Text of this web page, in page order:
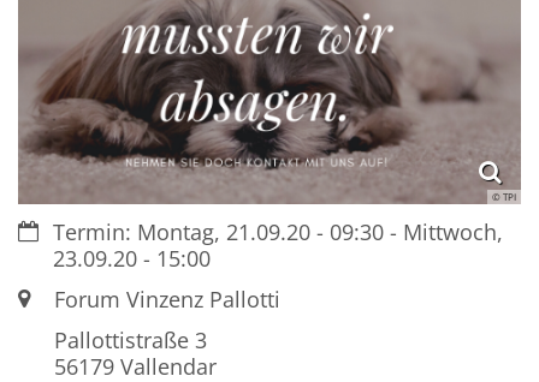
© TPI
Datum:Termin: Montag, 21.09.20 - 09:30 - Mittwoch,
23.09.20 - 15:00
Ort: Forum Vinzenz Pallotti
Pallottistraße 3
56179 Vallendar